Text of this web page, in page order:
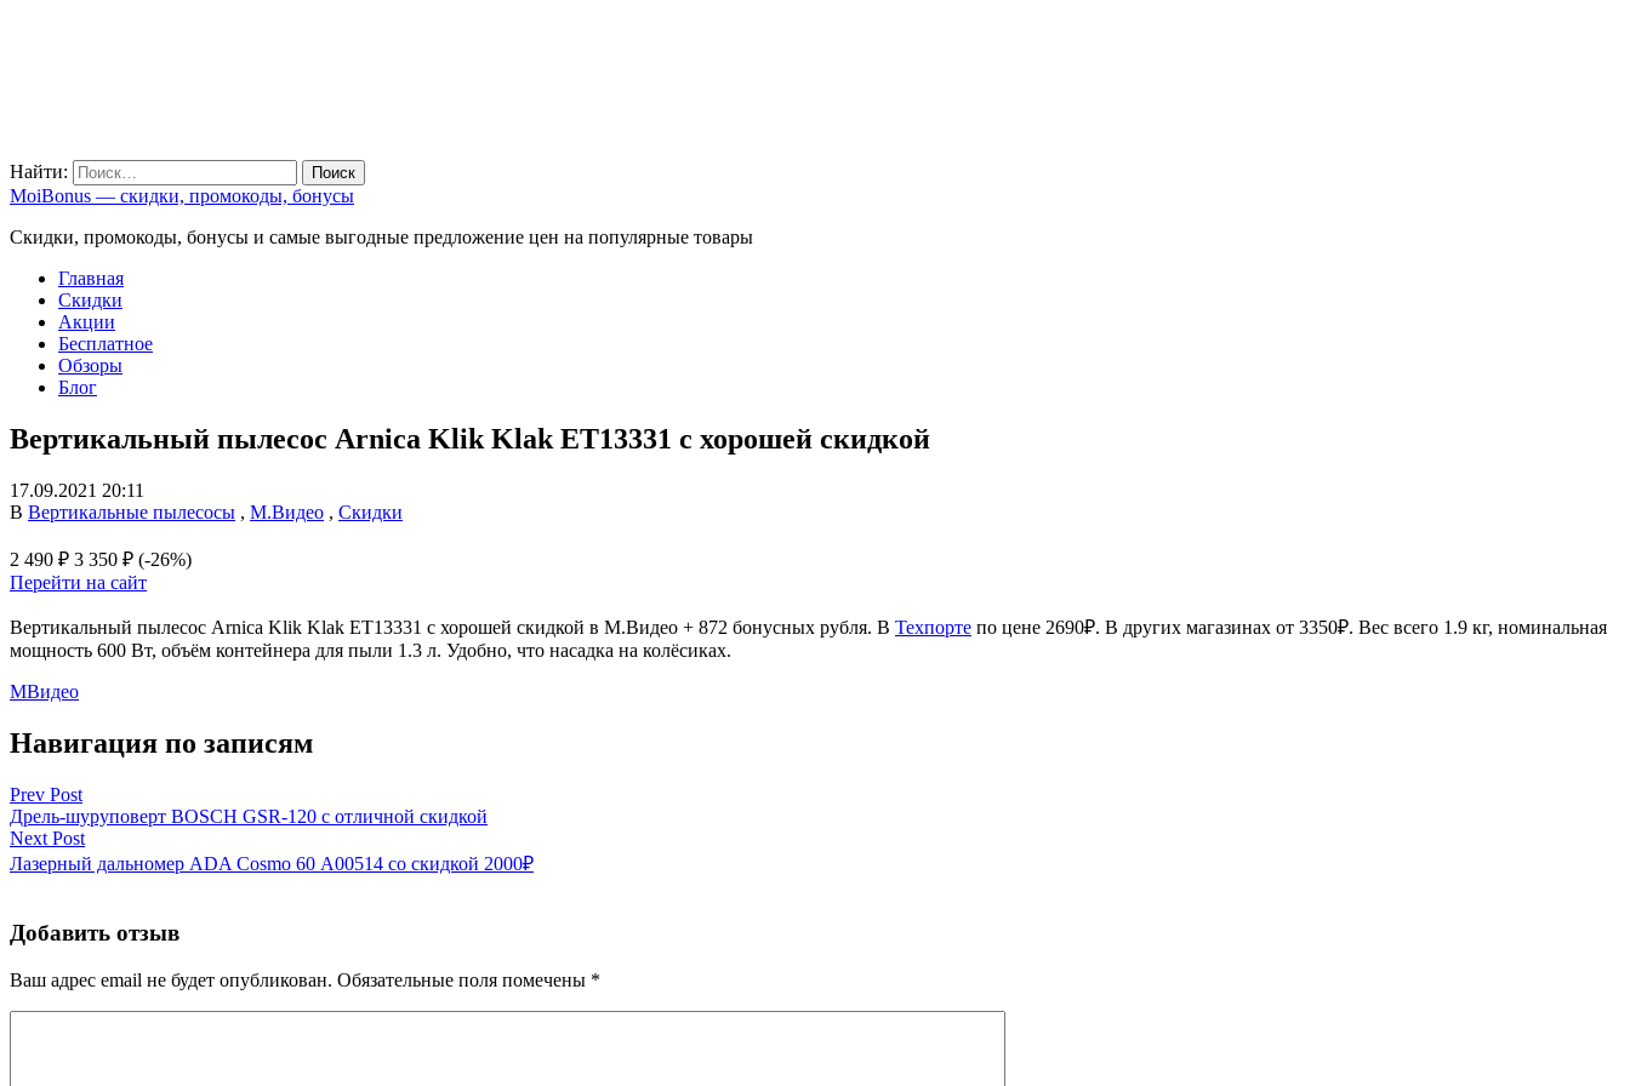
Найти:
MoiBonus — скидки, промокоды, бонусы
Скидки, промокоды, бонусы и самые выгодные предложение цен на популярные товары
Главная
Скидки
Акции
Бесплатное
Обзоры
Блог
Вертикальный пылесос Arnica Klik Klak ET13331 с хорошей скидкой
17.09.2021 20:11
В Вертикальные пылесосы , М.Видео , Скидки
2 490 ₽ 3 350 ₽ (-26%)
Перейти на сайт
Вертикальный пылесос Arnica Klik Klak ET13331 с хорошей скидкой в М.Видео + 872 бонусных рубля. В Техпорте по цене 2690₽. В других магазинах от 3350₽. Вес всего 1.9 кг, номинальная
мощность 600 Вт, объём контейнера для пыли 1.3 л. Удобно, что насадка на колёсиках.
МВидео
Навигация по записям
Prev Post
Дрель-шуруповерт BOSCH GSR-120 с отличной скидкой
Next Post
Лазерный дальномер ADA Cosmo 60 А00514 со скидкой 2000₽
Добавить отзыв
Ваш адрес email не будет опубликован. Обязательные поля помечены *